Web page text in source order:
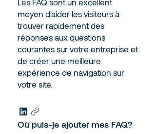
Les FAQ sont un excellent
moyen d'aider les visiteurs à
trouver rapidement des
réponses aux questions
courantes sur votre entreprise et
de créer une meilleure
expérience de navigation sur
votre site.
Où puis-je ajouter mes FAQ?